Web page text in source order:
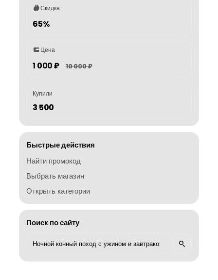
Скидка
65%
Цена
1 000 ₽ 10 000 ₽
Купили
3 500
Быстрые действия
Найти промокод
Выбрать магазин
Открыть категории
Поиск по сайту